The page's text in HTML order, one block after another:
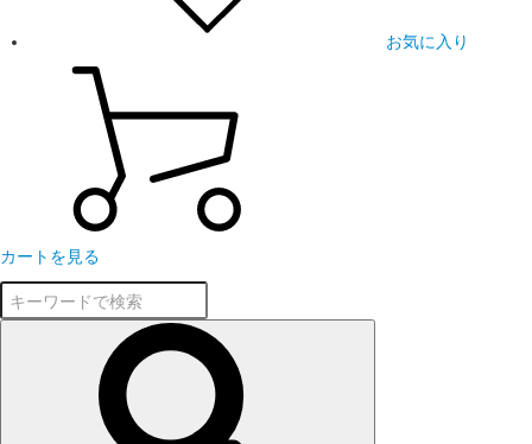
お気に入り
カートを見る